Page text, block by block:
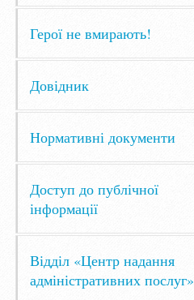
Герої не вмирають!
Довідник
Нормативні документи
Доступ до публічної
інформації
Відділ «Центр надання
адміністративних послуг»